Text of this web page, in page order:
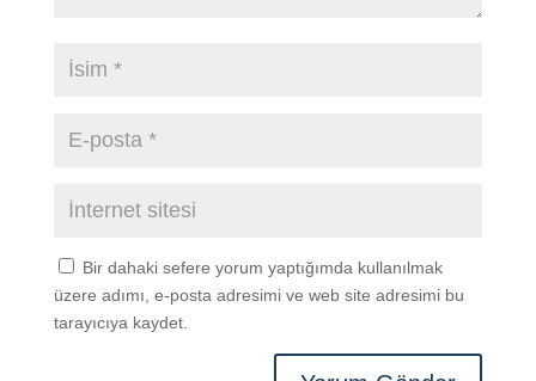
Bir dahaki sefere yorum yaptığımda kullanılmak
üzere adımı, e-posta adresimi ve web site adresimi bu
tarayıcıya kaydet.